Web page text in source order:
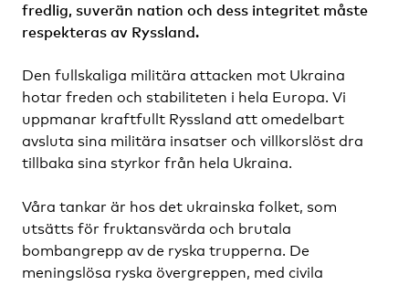
fredlig, suverän nation och dess integritet måste
respekteras av Ryssland.
Den fullskaliga militära attacken mot Ukraina
hotar freden och stabiliteten i hela Europa. Vi
uppmanar kraftfullt Ryssland att omedelbart
avsluta sina militära insatser och villkorslöst dra
tillbaka sina styrkor från hela Ukraina.
Våra tankar är hos det ukrainska folket, som
utsätts för fruktansvärda och brutala
bombangrepp av de ryska trupperna. De
meningslösa ryska övergreppen, med civila